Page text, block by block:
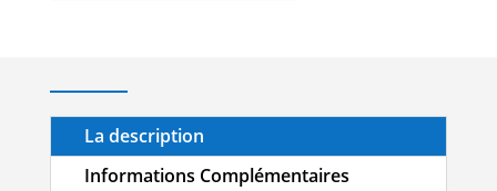
La description
Informations Complémentaires